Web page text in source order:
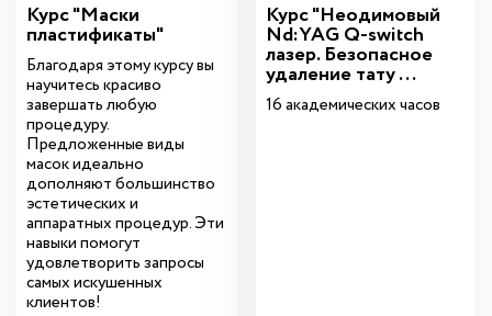
Курс "Маски
пластификаты"
Благодаря этому курсу вы
научитесь красиво
завершать любую
процедуру.
Предложенные виды
масок идеально
дополняют большинство
эстетических и
аппаратных процедур. Эти
навыки помогут
удовлетворить запросы
самых искушенных
клиентов!
Курс "Неодимовый
Nd:YAG Q-switch
лазер. Безопасное
удаление тату ...
16 академических часов